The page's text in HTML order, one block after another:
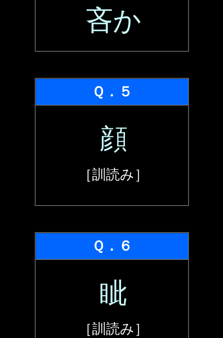
吝か
Ｑ．５
顔
［訓読み］
Ｑ．６
眦
［訓読み］